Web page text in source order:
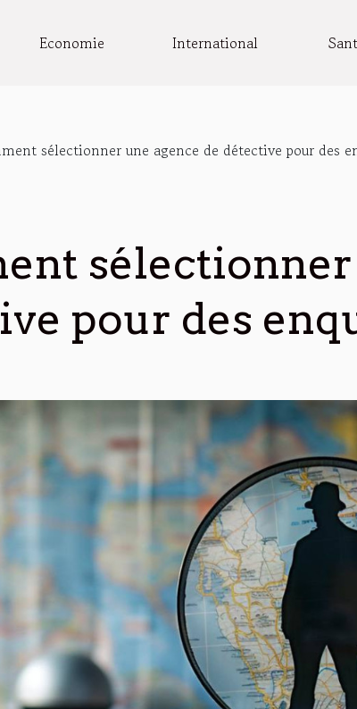
Economie International
sélectionner une agence de détective pour des
sélectionner
pour des